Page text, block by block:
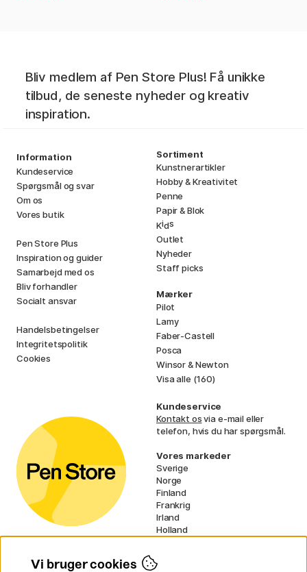
Bliv medlem af Pen Store Plus! Få unikke
tilbud, de seneste nyheder og kreativ
inspiration.
Information
Kundeservice
Spørgsmål og svar
Om os
Vores butik
Pen Store Plus
Inspiration og guider
Samarbejd med os
Bliv forhandler
Socialt ansvar
Handelsbetingelser
Integritetspolitik
Cookies
Sortiment
Kunstnerartikler
Hobby & Kreativitet
Penne
Papir & Blok
Kids
Outlet
Nyheder
Staff picks
Mærker
Pilot
Lamy
Faber-Castell
Posca
Winsor & Newton
Visa alle (160)
Kundeservice
Kontakt osvia e-mail eller
telefon, hvis du har spørgsmål.
Vores markeder
Sverige
Norge
Finland
Frankrig
Irland
Holland
EU
Vi bruger cookies